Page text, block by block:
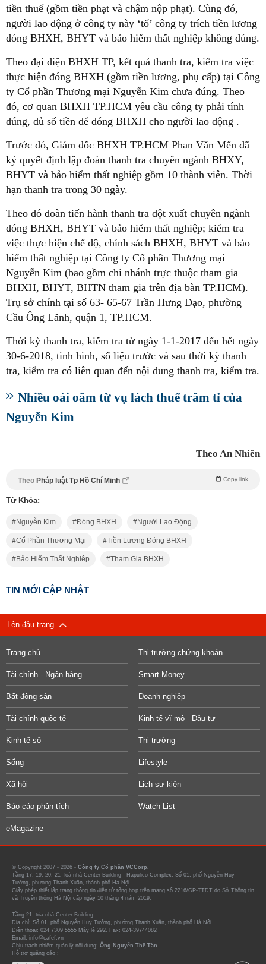
tiền thuế (gồm tiền phạt và chậm nộp phạt). Cùng đó,
người lao động ở công ty này ‘tố’ công ty trích tiền lương
đóng BHXH, BHYT và bảo hiểm thất nghiệp không đúng.
Theo đại diện BHXH TP, kết quả thanh tra, kiểm tra việc
thực hiện đóng BHXH (gồm tiền lương, phụ cấp) tại Công
ty Cổ phần Thương mại Nguyễn Kim chưa đúng. Theo
đó, cơ quan BHXH TP.HCM yêu cầu công ty phải tính
đúng, đủ số tiền để đóng BHXH cho người lao động .
Trước đó, Giám đốc BHXH TP.HCM Phan Văn Mến đã
ký quyết định lập đoàn thanh tra chuyên ngành BHXY,
BHYT và bảo hiểm thất nghiệp gồm 10 thành viên. Thời
hạn thanh tra trong 30 ngày.
Theo đó đoàn tiến hành thanh tra đột xuất chuyên ngành
đóng BHXH, BHYT và bảo hiểm thất nghiệp; kiểm tra
việc thực hiện chế độ, chính sách BHXH, BHYT và bảo
hiểm thất nghiệp tại Công ty Cổ phần Thương mại
Nguyễn Kim (bao gồm chi nhánh trực thuộc tham gia
BHXH, BHYT, BHTN tham gia trên địa bàn TP.HCM).
Trụ sở chính tại số 63- 65-67 Trần Hưng Đạo, phường
Cầu Ông Lãnh, quận 1, TP.HCM.
Thời kỳ thanh tra, kiểm tra từ ngày 1-1-2017 đến hết ngày
30-6-2018, tình hình, số liệu trước và sau thời kỳ thanh
tra, kiểm tra có liên quan đến nội dung thanh tra, kiểm tra.
Nhiều oái oăm từ vụ lách thuế trăm tỉ của
Nguyễn Kim
Theo An Nhiên
Theo Pháp luật Tp Hồ Chí Minh Copy link
Từ Khóa:
Nguyễn Kim Đóng BHXH Người Lao Động
Cổ Phần Thương Mại Tiền Lương Đóng BHXH
Bảo Hiểm Thất Nghiệp Tham Gia BHXH
TIN MỚI CẬP NHẬT
Lên đầu trang
Trang chủ Thị trường chứng khoán
Tài chính - Ngân hàng Smart Money
Bất động sản Doanh nghiệp
Tài chính quốc tế Kinh tế vĩ mô - Đầu tư
Kinh tế số Thị trường
Sống Lifestyle
Xã hội Lịch sự kiện
Báo cáo phân tích Watch List
eMagazine
© Copyright 2007 - 2026 - Công ty Cổ phần VCCorp.
Tầng 17, 19, 20, 21 Toà nhà Center Building - Hapulico Complex, Số 01, phố Nguyễn Huy
Tưởng, phường Thanh Xuân, thành phố Hà Nội
Giấy phép thiết lập trang thông tin điện tử tổng hợp trên mạng số 2216/GP-TTĐT do Sở Thông tin
và Truyền thông Hà Nội cấp ngày 10 tháng 4 năm 2019.
Tầng 21, tòa nhà Center Building.
Địa chỉ: Số 01, phố Nguyễn Huy Tưởng, phường Thanh Xuân, thành phố Hà Nội
Điện thoại: 024 7309 5555 Máy lẻ 292. Fax: 024-39744082
Email: info@cafef.vn
Chịu trách nhiệm quản lý nội dung: Ông Nguyễn Thế Tân
Hỗ trợ quảng cáo :